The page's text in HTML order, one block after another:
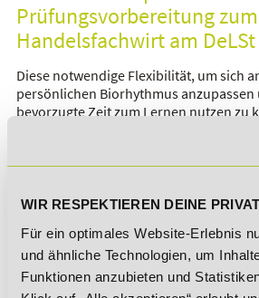
WIR RESPEKTIEREN DEINE
Für ein optimales Website-Erlebnis
und ähnliche Technologien, um
Funktionen anzubieten und
Prüfungsvorbereitung zum
Handelsfachwirt am DeLSt
Diese notwendige Flexibilität, um sich
persönlichen Biorhythmus anzupassen
bevorzugte Zeit zum Lernen nutzen zu
Fernlehrgang zum Fachwirt am DeLSt,
du frei wählen, wann du lernen willst
Präsenzkursen nicht an die festen
zum Lernen hast und somit die Dauer
beeinflussen. So ist es möglich, dass du
Monaten als Handelsfachwirt